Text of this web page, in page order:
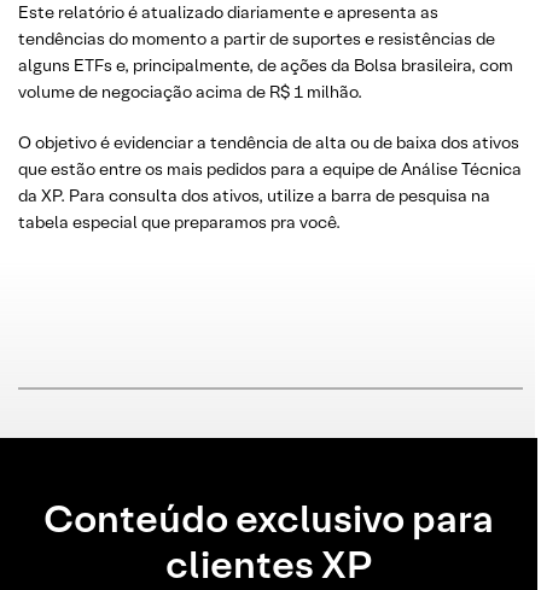
Este relatório é atualizado diariamente e apresenta as
tendências do momento a partir de suportes e resistências de
alguns ETFs e, principalmente, de ações da Bolsa brasileira, com
volume de negociação acima de R$ 1 milhão.
O objetivo é evidenciar a tendência de alta ou de baixa dos ativos
que estão entre os mais pedidos para a equipe de Análise Técnica
da XP. Para consulta dos ativos, utilize a barra de pesquisa na
tabela especial que preparamos pra você.
Conteúdo exclusivo para
clientes XP